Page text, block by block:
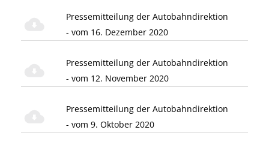
Pressemitteilung der Autobahndirektion
- vom 16. Dezember 2020
Pressemitteilung der Autobahndirektion
- vom 12. November 2020
Pressemitteilung der Autobahndirektion
- vom 9. Oktober 2020